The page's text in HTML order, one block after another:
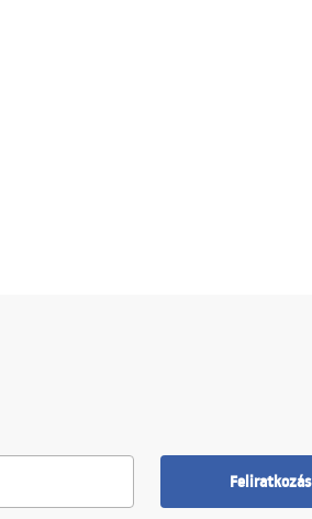
Feliratkozás